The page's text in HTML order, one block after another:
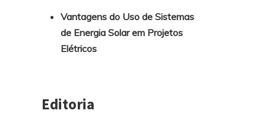
Vantagens do Uso de Sistemas
de Energia Solar em Projetos
Elétricos
Editoria